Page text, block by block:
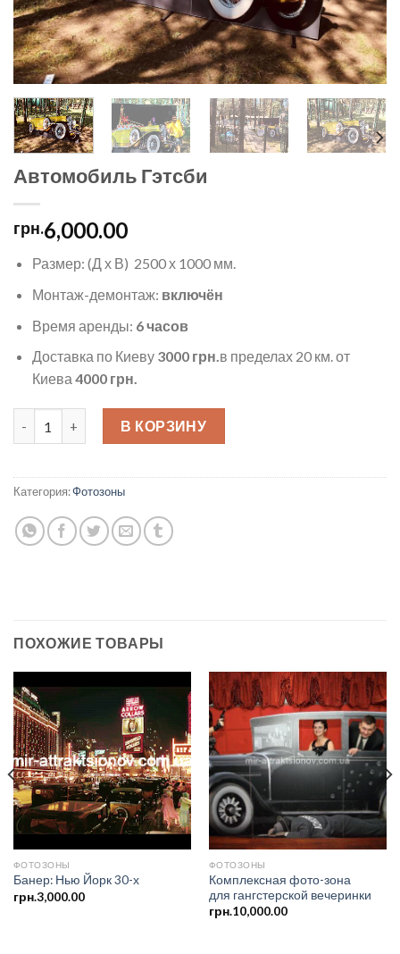
Автомобиль Гэтсби
грн.6,000.00
Размер: (Д х В) 2500 х 1000 мм.
Монтаж-демонтаж: включён
Время аренды: 6 часов
Доставка по Киеву 3000 грн.в пределах 20 км. от
Киева 4000 грн.
Количество товара Автомобиль Гэтсби
В КОРЗИНУ
Категория:Фотозоны
ПОХОЖИЕ ТОВАРЫ
ФОТОЗОНЫ
Банер: Нью Йорк 30-х
грн.3,000.00
ФОТОЗОНЫ
Комплексная фото-зона
для гангстерской вечеринки
грн.10,000.00